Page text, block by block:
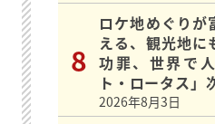
ロケ地めぐりが
える、観光地に
功罪、世界で
ト・ロータス」
2026年8月3日